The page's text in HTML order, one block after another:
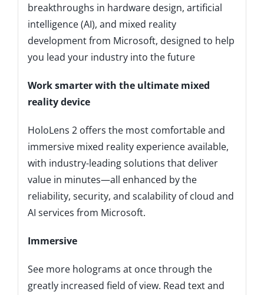
breakthroughs in hardware design, artificial
intelligence (AI), and mixed reality
development from Microsoft, designed to help
you lead your industry into the future
Work smarter with the ultimate mixed
reality device
HoloLens 2 offers the most comfortable and
immersive mixed reality experience available,
with industry-leading solutions that deliver
value in minutes—all enhanced by the
reliability, security, and scalability of cloud and
AI services from Microsoft.
Immersive
See more holograms at once through the
greatly increased field of view. Read text and